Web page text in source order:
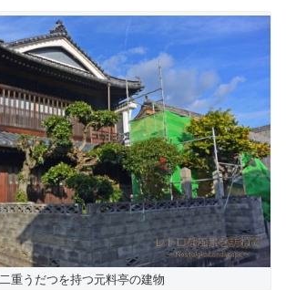
二重うだつを持つ元料亭の建物